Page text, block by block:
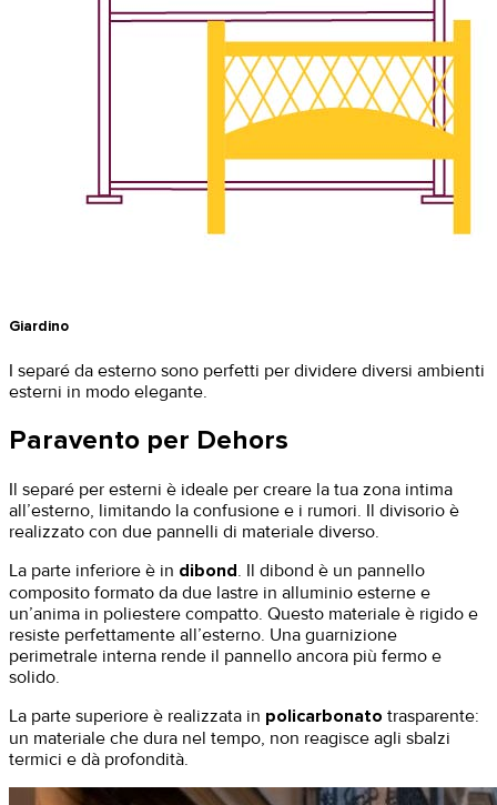
Giardino
I separé da esterno sono perfetti per dividere diversi ambienti
esterni in modo elegante.
Paravento per Dehors
Il separé per esterni è ideale per creare la tua zona intima
all’esterno, limitando la confusione e i rumori. Il divisorio è
realizzato con due pannelli di materiale diverso.
​La parte inferiore è in dibond. Il dibond è un pannello
composito formato da due lastre in alluminio esterne e
un’anima in poliestere compatto. Questo materiale è rigido e
resiste perfettamente all’esterno. Una guarnizione
perimetrale interna rende il pannello ancora più fermo e
solido.
​La parte superiore è realizzata in policarbonato trasparente:
un materiale che dura nel tempo, non reagisce agli sbalzi
termici e dà profondità.